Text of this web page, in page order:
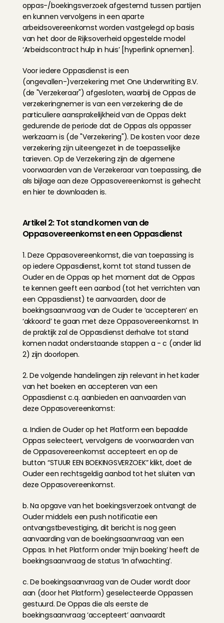
oppas-/boekingsverzoek afgestemd tussen partijen
en kunnen vervolgens in een aparte
arbeidsovereenkomst worden vastgelegd op basis
van het door de Rijksoverheid opgestelde model
‘Arbeidscontract hulp in huis’ [hyperlink opnemen].
Voor iedere Oppasdienst is een
(ongevallen-)verzekering met One Underwriting B.V.
(de "Verzekeraar") afgesloten, waarbij de Oppas de
verzekeringnemer is van een verzekering die de
particuliere aansprakelijkheid van de Oppas dekt
gedurende de periode dat de Oppas als oppasser
werkzaam is (de "Verzekering"). De kosten voor deze
verzekering zijn uiteengezet in de toepasselijke
tarieven. Op de Verzekering zijn de algemene
voorwaarden van de Verzekeraar van toepassing, die
als bijlage aan deze Oppasovereenkomst is gehecht
en hier te downloaden is.
Artikel 2: Tot stand komen van de
Oppasovereenkomst en een Oppasdienst
1. Deze Oppasovereenkomst, die van toepassing is
op iedere Oppasdienst, komt tot stand tussen de
Ouder en de Oppas op het moment dat de Oppas
te kennen geeft een aanbod (tot het verrichten van
een Oppasdienst) te aanvaarden, door de
boekingsaanvraag van de Ouder te ‘accepteren’ en
‘akkoord’ te gaan met deze Oppasovereenkomst. In
de praktijk zal de Oppasdienst derhalve tot stand
komen nadat onderstaande stappen a - c (onder lid
2) zijn doorlopen.
2. De volgende handelingen zijn relevant in het kader
van het boeken en accepteren van een
Oppasdienst c.q. aanbieden en aanvaarden van
deze Oppasovereenkomst:
a. Indien de Ouder op het Platform een bepaalde
Oppas selecteert, vervolgens de voorwaarden van
de Oppasovereenkomst accepteert en op de
button “STUUR EEN BOEKINGSVERZOEK” klikt, doet de
Ouder een rechtsgeldig aanbod tot het sluiten van
deze Oppasovereenkomst.
b. Na opgave van het boekingsverzoek ontvangt de
Ouder middels een push notificatie een
ontvangstbevestiging, dit bericht is nog geen
aanvaarding van de boekingsaanvraag van een
Oppas. In het Platform onder ‘mijn boeking’ heeft de
boekingsaanvraag de status ‘In afwachting’.
c. De boekingsaanvraag van de Ouder wordt door
aan (door het Platform) geselecteerde Oppassen
gestuurd. De Oppas die als eerste de
boekingsaanvraag ‘accepteert’ aanvaardt